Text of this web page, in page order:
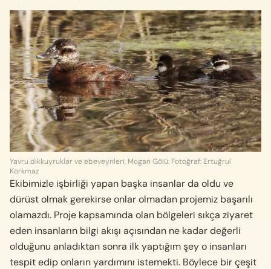
Yavru dikkuyruklar ve ebeveynleri, Mogan Gölü. Fotoğraf: Ertuğrul
Korkmaz
Ekibimizle işbirliği yapan başka insanlar da oldu ve
dürüst olmak gerekirse onlar olmadan projemiz başarılı
olamazdı. Proje kapsamında olan bölgeleri sıkça ziyaret
eden insanların bilgi akışı açısından ne kadar değerli
olduğunu anladıktan sonra ilk yap­tığım şey o insanları
tespit edip onların yardımı­nı istemekti. Böylece bir çeşit